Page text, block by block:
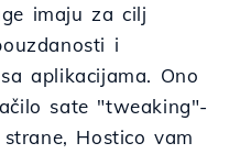
imaju za cilj
i
aplikacijama. Ono
sate "tweaking"-
Hostico vam